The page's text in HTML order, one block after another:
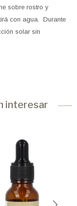
sobre rostro y
con agua. Durante
solar sin
interesar